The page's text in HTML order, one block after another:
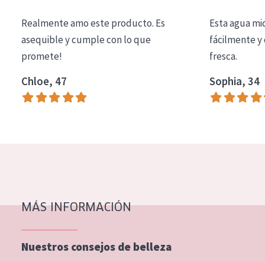
Essentials
Lift+
Expert
Piel madura
Piel menopáusica
Realmente amo este producto. Es
asequible y cumple con lo que
promete!
Chloe, 47
Esta agua
fácilmente y
fresca.
Sophia, 34
MÁS INFORMACIÓN
Nuestros consejos de belleza